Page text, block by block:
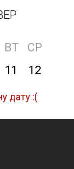
ВТ
СР
11 12
дату :(